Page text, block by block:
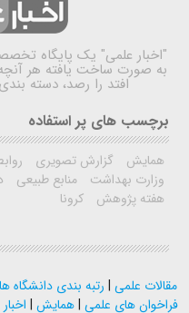
"اخبار علمی" یک پایگاه
به صورت ساخت یافته هر
افتد را رصد، دسته
برچسب های پر استفاده
همایش گزارش تصویری
وزارت بهداشت
منابع طبیعی
هفته پژوهش
کرونا
مقالات علمی | رتبه بندی دانشگاه ها
فراخوان های علمی |همایش |